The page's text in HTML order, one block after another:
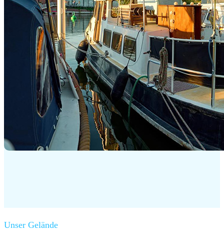
Unser Gelände